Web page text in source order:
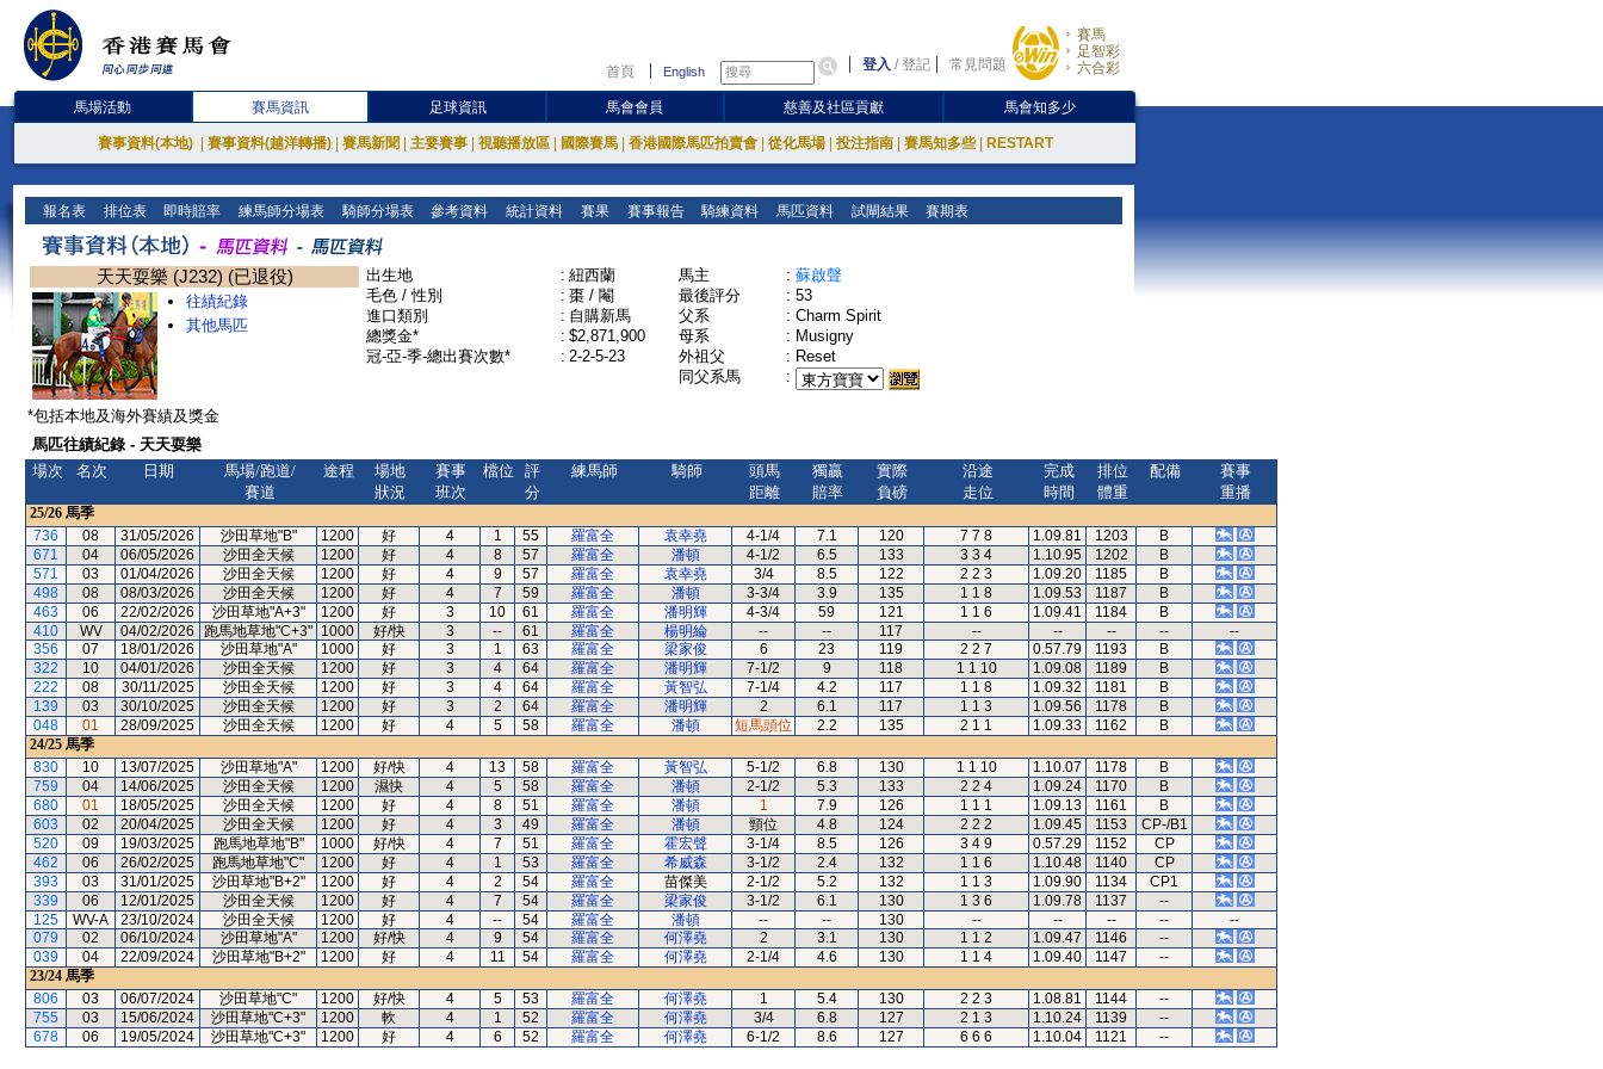
首頁 English 登入 /登記 常見問題
賽馬
足智彩
六合彩
馬場活動 賽馬資訊 足球資訊 馬會會員 慈善及社區貢獻 馬會知多少
賽事資料(本地) 賽事資料(越洋轉播) 賽馬新聞 主要賽事 視聽播放區 國際賽馬 香港國際馬匹拍賣會 從化馬場 投注指南 賽馬知多些 RESTART
報名表 排位表 即時賠率 練馬師分場表 騎師分場表 參考資料 統計資料 賽果 賽事報告 騎練資料 馬匹資料 試閘結果 賽期表
天天耍樂 (J232) (已退役)
往績紀錄
其他馬匹
出生地 : 紐西蘭
毛色 / 性別
: 棗 / 閹
進口類別
: 自購新馬
總獎金*
: $2,871,900
冠-亞-季-總出賽次數*
: 2-2-5-23
馬主 : 蘇啟聲
最後評分
: 53
父系
: Charm Spirit
母系
: Musigny
外祖父
: Reset
同父系馬
:
*包括本地及海外賽績及獎金
馬匹往績紀錄 - 天天耍樂
場次
名次 日期
馬場/跑道/
賽道
途程
場地
狀況
賽事
班次
檔位
評
分
練馬師 騎師
頭馬
距離
獨贏
賠率
實際
負磅
沿途
走位
完成
時間
排位
體重
配備
賽事
重播
25/26 馬季
736
08 31/05/2026 沙田草地"B" 1200 好 4 1 55 羅富全 袁幸堯 4-1/4 7.1 120 7 7 8 1.09.81 1203
B
671
04 06/05/2026 沙田全天候 1200 好 4 8 57 羅富全 潘頓 4-1/2 6.5 133 3 3 4 1.10.95 1202
B
571
03 01/04/2026 沙田全天候 1200 好 4 9 57 羅富全 袁幸堯 3/4 8.5 122 2 2 3 1.09.20 1185
B
498
08 08/03/2026 沙田全天候 1200 好 4 7 59 羅富全 潘頓 3-3/4 3.9 135 1 1 8 1.09.53 1187
B
463
06 22/02/2026 沙田草地"A+3" 1200 好 3 10 61 羅富全 潘明輝 4-3/4 59 121 1 1 6 1.09.41 1184
B
410
WV 04/02/2026 跑馬地草地"C+3" 1000 好/快 3 -- 61 羅富全 楊明綸 -- -- 117 -- -- -- --
--
356
07 18/01/2026 沙田草地"A" 1000 好 3 1 63 羅富全 梁家俊 6 23 119 2 2 7 0.57.79 1193
B
322
10 04/01/2026 沙田全天候 1200 好 3 4 64 羅富全 潘明輝 7-1/2 9 118 1 1 10 1.09.08 1189
B
222
08 30/11/2025 沙田全天候 1200 好 3 4 64 羅富全 黃智弘 7-1/4 4.2 117 1 1 8 1.09.32 1181
B
139
03 30/10/2025 沙田全天候 1200 好 3 2 64 羅富全 潘明輝 2 6.1 117 1 1 3 1.09.56 1178
B
048
01 28/09/2025 沙田全天候 1200 好 4 5 58 羅富全 潘頓 短馬頭位 2.2 135 2 1 1 1.09.33 1162
B
24/25 馬季
830
10 13/07/2025 沙田草地"A" 1200 好/快 4 13 58 羅富全 黃智弘 5-1/2 6.8 130 1 1 10 1.10.07 1178
B
759
04 14/06/2025 沙田全天候 1200 濕快 4 5 58 羅富全 潘頓 2-1/2 5.3 133 2 2 4 1.09.24 1170
B
680
01 18/05/2025 沙田全天候 1200 好 4 8 51 羅富全 潘頓 1 7.9 126 1 1 1 1.09.13 1161
B
603
02 20/04/2025 沙田全天候 1200 好 4 3 49 羅富全 潘頓 頸位 4.8 124 2 2 2 1.09.45 1153
CP-/B1
520
09 19/03/2025 跑馬地草地"B" 1000 好/快 4 7 51 羅富全 霍宏聲 3-1/4 8.5 126 3 4 9 0.57.29 1152
CP
462
06 26/02/2025 跑馬地草地"C" 1200 好 4 1 53 羅富全 希威森 3-1/2 2.4 132 1 1 6 1.10.48 1140
CP
393
03 31/01/2025 沙田草地"B+2" 1200 好 4 2 54 羅富全 苗傑美 2-1/2 5.2 132 1 1 3 1.09.90 1134
CP1
339
06 12/01/2025 沙田全天候 1200 好 4 7 54 羅富全 梁家俊 3-1/2 6.1 130 1 3 6 1.09.78 1137
--
125
WV-A 23/10/2024 沙田全天候 1200 好 4 -- 54 羅富全 潘頓 -- -- 130 -- -- -- --
--
079
02 06/10/2024 沙田草地"A" 1200 好/快 4 9 54 羅富全 何澤堯 2 3.1 130 1 1 2 1.09.47 1146
--
039
04 22/09/2024 沙田草地"B+2" 1200 好 4 11 54 羅富全 何澤堯 2-1/4 4.6 130 1 1 4 1.09.40 1147
--
23/24 馬季
806
03 06/07/2024 沙田草地"C" 1200 好/快 4 5 53 羅富全 何澤堯 1 5.4 130 2 2 3 1.08.81 1144
--
755
03 15/06/2024 沙田草地"C+3" 1200 軟 4 1 52 羅富全 何澤堯 3/4 6.8 127 2 1 3 1.10.24 1139
--
678
06 19/05/2024 沙田草地"C+3" 1200 好 4 6 52 羅富全 何澤堯 6-1/2 8.6 127 6 6 6 1.10.04 1121 --